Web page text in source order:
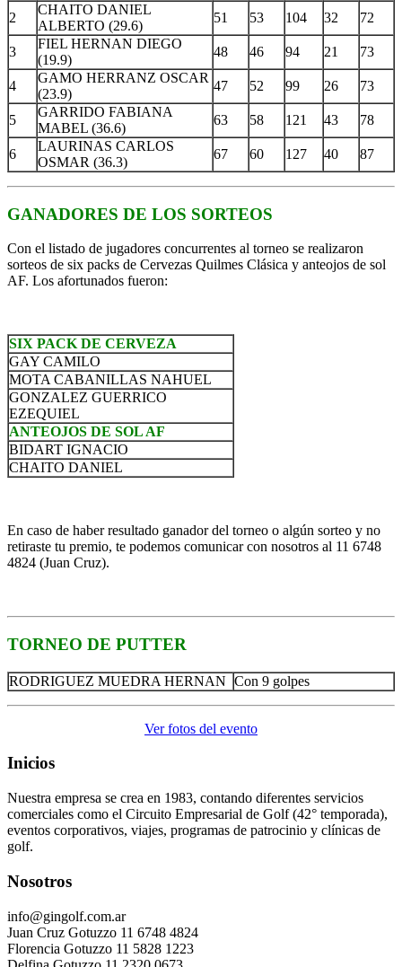
2
CHAITO DANIEL
ALBERTO (29.6)
51 53 104 32 72
3
FIEL HERNAN DIEGO
(19.9)
48 46 94 21 73
4
GAMO HERRANZ OSCAR
(23.9)
47 52 99 26 73
5
GARRIDO FABIANA
MABEL (36.6)
63 58 121 43 78
6
LAURINAS CARLOS
OSMAR (36.3)
67 60 127 40 87
GANADORES DE LOS SORTEOS
Con el listado de jugadores concurrentes al torneo se realizaron
sorteos de six packs de Cervezas Quilmes Clásica y anteojos de sol
AF. Los afortunados fueron:
SIX PACK DE CERVEZA
GAY CAMILO
MOTA CABANILLAS NAHUEL
GONZALEZ GUERRICO
EZEQUIEL
ANTEOJOS DE SOL AF
BIDART IGNACIO
CHAITO DANIEL
En caso de haber resultado ganador del torneo o algún sorteo y no
retiraste tu premio, te podemos comunicar con nosotros al 11 6748
4824 (Juan Cruz).
TORNEO DE PUTTER
RODRIGUEZ MUEDRA HERNAN Con 9 golpes
Ver fotos del evento
Inicios
Nuestra empresa se crea en 1983, contando diferentes servicios
comerciales como el Circuito Empresarial de Golf (42° temporada),
eventos corporativos, viajes, programas de patrocinio y clínicas de
golf.
Nosotros
info@gingolf.com.ar
Juan Cruz Gotuzzo 11 6748 4824
Florencia Gotuzzo 11 5828 1223